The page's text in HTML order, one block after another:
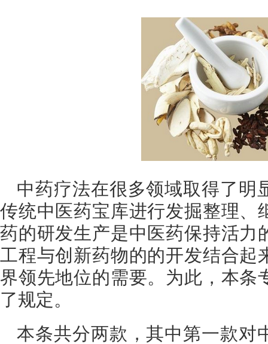
中药疗法在很多领域取得了明
传统中医药宝库进行发掘整理、
药的研发生产是中医药保持活力
工程与创新药物的的开发结合起
界领先地位的需要。为此，本条
了规定。
本条共分两款，其中第一款对